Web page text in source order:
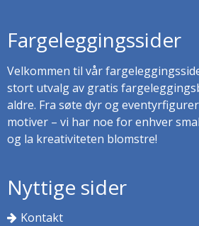
Fargeleggingssider
Velkommen til vår
stort utvalg av gratis
aldre. Fra søte dyr og
motiver – vi har noe for enhver
og la kreativiteten blomstre!
Nyttige sider
Kontakt